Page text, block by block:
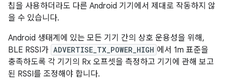
칩을 사용하더라도 다른 Android 기기에서 제대로 작동하지 않
을 수 있습니다.
Android 생태계에 있는 모든 기기 간의 상호 운용성을 위해,
BLE RSSI가 ADVERTISE_TX_POWER_HIGH 에서 1m 표준을
충족하도록 각 기기의 Rx 오프셋을 측정하고 기기에 관해 보고
된 RSSI를 조정해야 합니다.